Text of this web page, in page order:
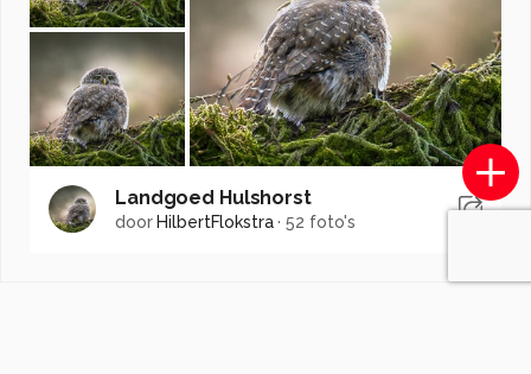
Landgoed Hulshorst
door HilbertFlokstra·52 foto's